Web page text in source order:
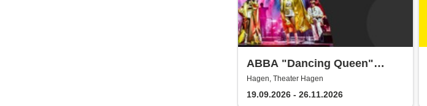
ABBA "Dancing Queen"
Show 2026
Hagen, Theater Hagen
19.09.2026 - 26.11.2026